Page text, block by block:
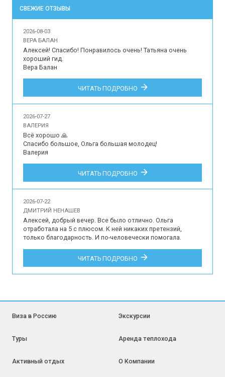
СВЕЖИЕ ОТЗЫВЫ
2026-08-03
ВЕРА БАЛАН
Алексей! Спасибо! Понравилось очень! Татьяна очень
хороший гид.
Вера Балан
Впечатления наших туристов об организации
индивидуальной экскурсии для 2 человек на русском
ЧИТАТЬ ПОДРОБНО
2026-07-27
ВАЛЕРИЯ
Всё хорошо 🙏
Спасибо большое, Ольга большая молодец!
Валерия
Впечатления наших туристов об участии в индивидуальной
обзорной экскурсии по Краснодару для 3 гостей на
ЧИТАТЬ ПОДРОБНО
2026-07-22
ДМИТРИЙ НЕНАШЕВ
Алексей, добрый вечер. Все было отлично. Ольга
отработала на 5 с плюсом. К ней никаких претензий,
только благодарность. И по-человечески помогала.
уровне, я не придирчив, как многие, к ерунде не стал бы
придираться, но по мне даже ерунды не было. Это про все
отработал на 146%, как говорится. Так что приятно было
июля 2026 года.
ЧИТАТЬ ПОДРОБНО
Виза в Россию Экскурсии
Туры Аренда теплохода
Активный отдых О Компании